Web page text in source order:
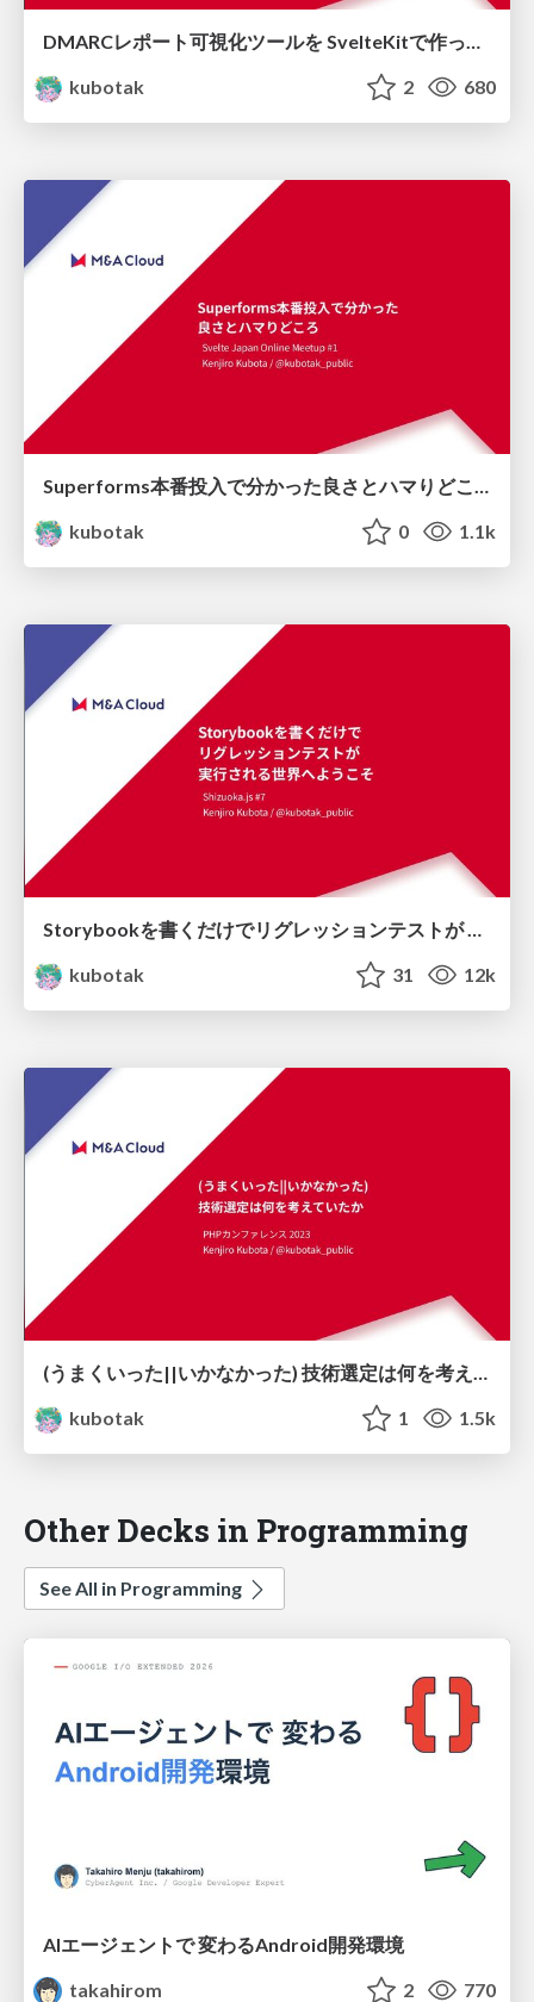
DMARCレポート可視化ツールを SvelteKitで作った話
kubotak
2 680
kubotak
0 1.1k
Storybookを書くだけでリグレッションテストが 実行される世界へようこそ
kubotak
31 12k
(うまくいった||いかなかった) 技術選定は何を考えていたか
kubotak
1 1.5k
Other Decks in Programming
See All in Programming
AIエージェントで 変わるAndroid開発環境
takahirom
2 770